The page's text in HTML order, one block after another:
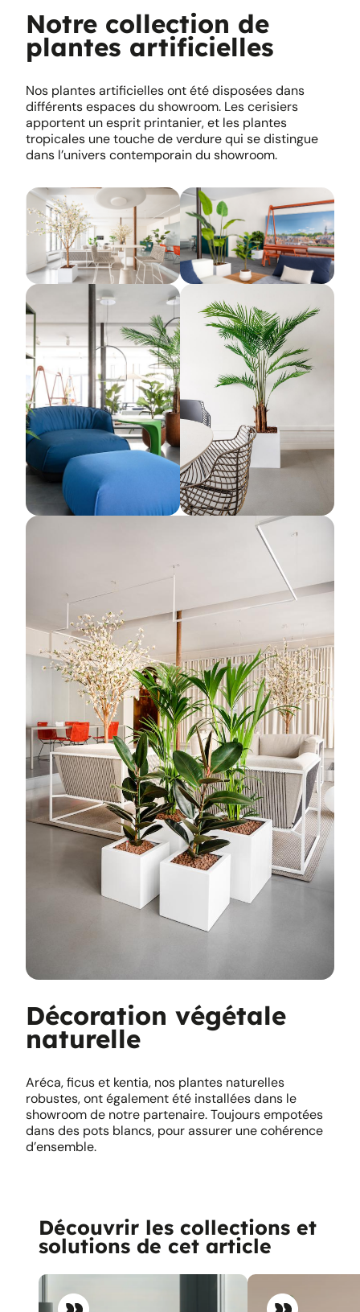
Notre collection de
plantes artificielles
Nos plantes artificielles ont été disposées dans
différents espaces du showroom. Les cerisiers
apportent un esprit printanier, et les plantes
tropicales une touche de verdure qui se distingue
dans l’univers contemporain du showroom.
Décoration végétale
naturelle
Aréca, ficus et kentia, nos plantes naturelles
robustes, ont également été installées dans le
showroom de notre partenaire. Toujours empotées
dans des pots blancs, pour assurer une cohérence
d’ensemble.
Découvrir les collections et
solutions de cet article